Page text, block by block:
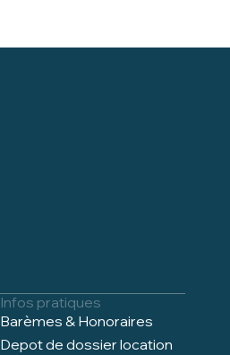
Infos pratiques
Barèmes & Honoraires
Depot de dossier location